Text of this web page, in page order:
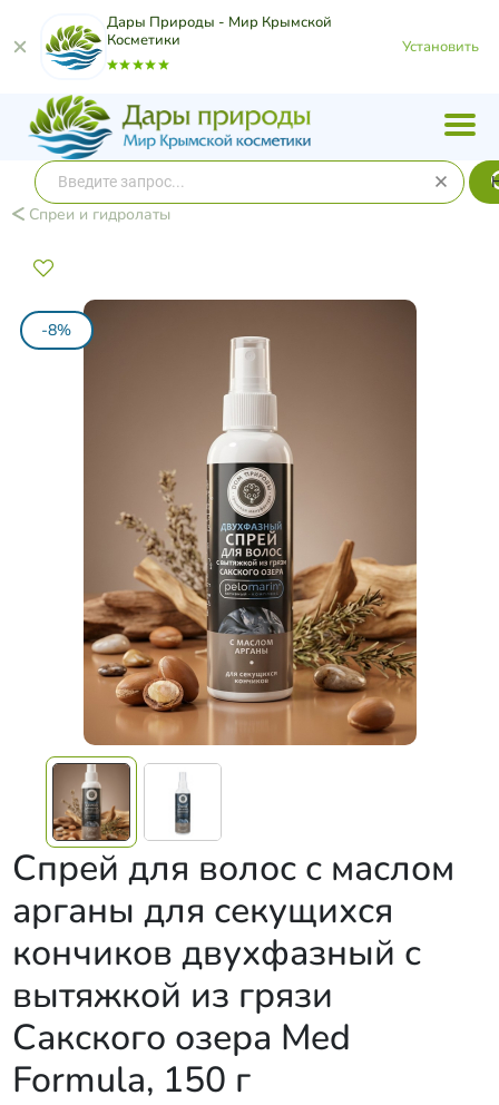
Дары Природы - Мир Крымской
Косметики
Установить
Спреи и гидролаты
-8%
Спрей для волос с маслом
арганы для секущихся
кончиков двухфазный с
вытяжкой из грязи
Сакского озера Med
Formula, 150 г